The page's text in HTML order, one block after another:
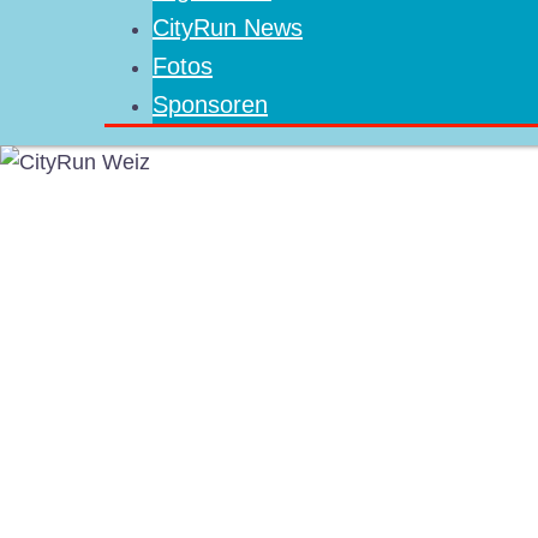
CityRun News
Fotos
Sponsoren